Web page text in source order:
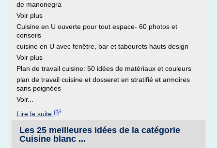
de manonegra
Voir plus
Cuisine en U ouverte pour tout espace- 60 photos et
conseils
cuisine en U avec fenêtre, bar et tabourets hauts design
Voir plus
Plan de travail cuisine: 50 idées de matériaux et couleurs
plan de travail cuisine et dosseret en stratifié et armoires
sans poignées
Voir...
Lire la suite
Les 25 meilleures idées de la catégorie
Cuisine blanc ...